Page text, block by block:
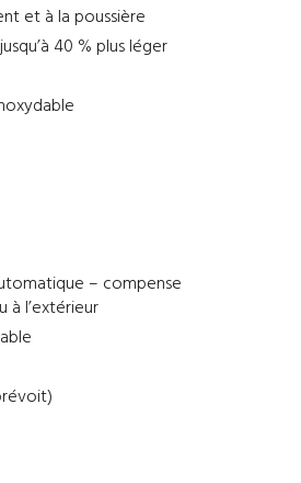
et à la poussière
40 % plus léger
– compense
à l’extérieur